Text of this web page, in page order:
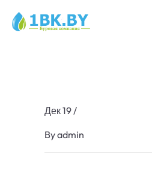
Дек 19/
Byadmin